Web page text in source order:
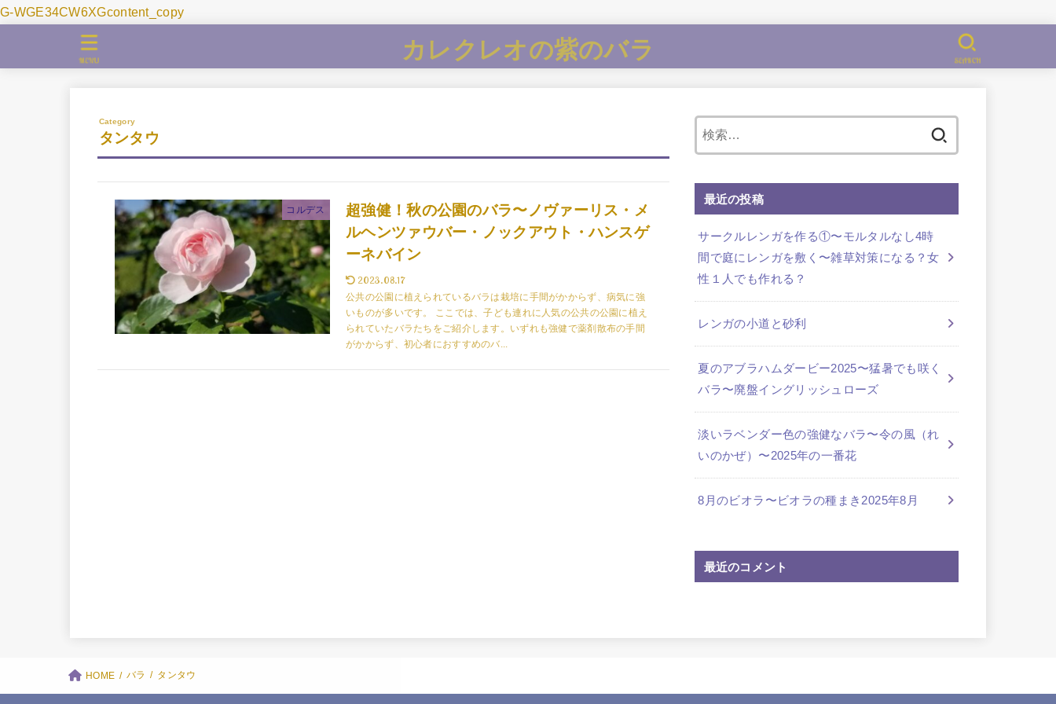
G-WGE34CW6XGcontent_copy
カレクレオの紫のバラ SEARCH
MENU
タンタウ
コルデス
超強健！秋の公園のバラ〜ノヴァーリス・メ
ルヘンツァウバー・ノックアウト・ハンスゲ
ーネバイン
2023.08.17
公共の公園に植えられているバラは栽培に手間がかからず、病気に強
いものが多いです。 ここでは、子ども連れに人気の公共の公園に植え
られていたバラたちをご紹介します。いずれも強健で薬剤散布の手間
がかからず、初心者におすすめのバ...
最近の投稿
サークルレンガを作る①〜モルタルなし4時
間で庭にレンガを敷く〜雑草対策になる？女
性１人でも作れる？
レンガの小道と砂利
夏のアブラハムダービー2025〜猛暑でも咲く
バラ〜廃盤イングリッシュローズ
淡いラベンダー色の強健なバラ〜令の風（れ
いのかぜ）〜2025年の一番花
8月のビオラ〜ビオラの種まき2025年8月
最近のコメント
HOME バラ タンタウ